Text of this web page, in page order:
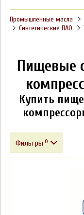
Промышленные масла
Синтетические ПАО
Пищевые
Купить
Фильтры 0